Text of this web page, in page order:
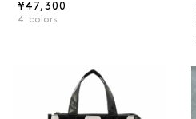
¥47,300
4 colors